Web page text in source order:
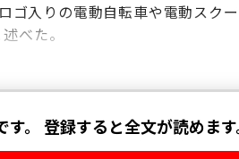
入りの電動自転車や電動スク
べた。